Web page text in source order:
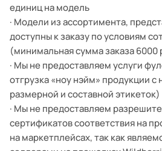
единиц на модель
· Модели из ассортимента,
доступны к заказу по условиям
(минимальная сумма заказа 6000
· Мы не предоставляем услуги
отгрузка «ноу нэйм» продукции
размерной и составной этикеток)
· Мы не предоставляем
сертификатов соответствия на
на маркетплейсах, так как